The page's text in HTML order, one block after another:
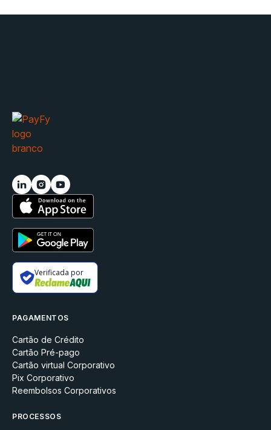
Verificada por
PAGAMENTOS
Cartão de Crédito
Cartão Pré-pago
Cartão virtual Corporativo
Pix Corporativo
Reembolsos Corporativos
PROCESSOS